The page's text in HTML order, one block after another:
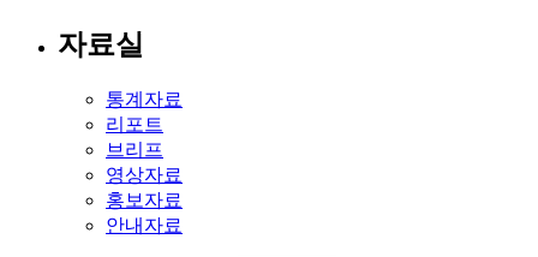
자료실
통계자료
리포트
브리프
영상자료
홍보자료
안내자료